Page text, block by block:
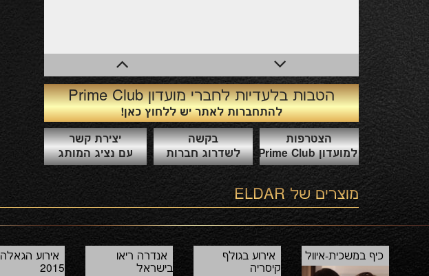
הטבות בלעדיות לחברי מועדון Prime Club
להתחברות לאתר יש ללחוץ כאן!
הצטרפות
למועדון Prime Club
בקשה
לשדרוג חברות
יצירת קשר
עם נציג המותג
מוצרים של ELDAR
אירוע הגאלה
2015
אנדרה ריאו
בישראל
אירוע בגולף
קיסריה
כיף במשכית-איוול